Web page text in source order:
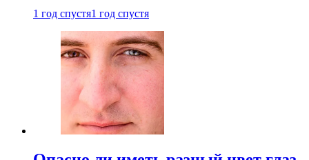
1 год спустя1 год спустя